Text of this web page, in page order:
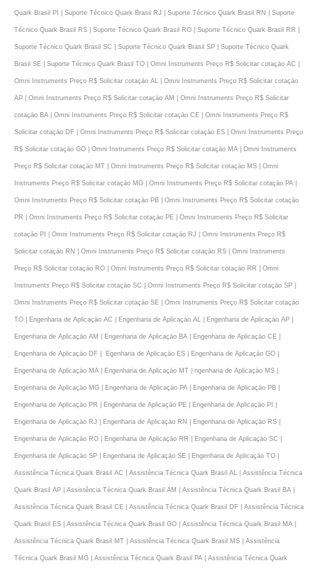
Quark Brasil PI | Suporte Técnico Quark Brasil RJ | Suporte Técnico Quark Brasil RN | Suporte
Técnico Quark Brasil RS | Suporte Técnico Quark Brasil RO | Suporte Técnico Quark Brasil RR |
Suporte Técnico Quark Brasil SC | Suporte Técnico Quark Brasil SP | Suporte Técnico Quark
Brasil SE | Suporte Técnico Quark Brasil TO | Omni Instruments Preço R$ Solicitar cotaçāo AC |
Omni Instruments Preço R$ Solicitar cotaçāo AL | Omni Instruments Preço R$ Solicitar cotaçāo
AP | Omni Instruments Preço R$ Solicitar cotaçāo AM | Omni Instruments Preço R$ Solicitar
cotaçāo BA | Omni Instruments Preço R$ Solicitar cotaçāo CE | Omni Instruments Preço R$
Solicitar cotaçāo DF | Omni Instruments Preço R$ Solicitar cotaçāo ES | Omni Instruments Preço
R$ Solicitar cotaçāo GO | Omni Instruments Preço R$ Solicitar cotaçāo MA | Omni Instruments
Preço R$ Solicitar cotaçāo MT | Omni Instruments Preço R$ Solicitar cotaçāo MS | Omni
Instruments Preço R$ Solicitar cotaçāo MG | Omni Instruments Preço R$ Solicitar cotaçāo PA |
Omni Instruments Preço R$ Solicitar cotaçāo PB | Omni Instruments Preço R$ Solicitar cotaçāo
PR | Omni Instruments Preço R$ Solicitar cotaçāo PE | Omni Instruments Preço R$ Solicitar
cotaçāo PI | Omni Instruments Preço R$ Solicitar cotaçāo RJ | Omni Instruments Preço R$
Solicitar cotaçāo RN | Omni Instruments Preço R$ Solicitar cotaçāo RS | Omni Instruments
Preço R$ Solicitar cotaçāo RO | Omni Instruments Preço R$ Solicitar cotaçāo RR | Omni
Instruments Preço R$ Solicitar cotaçāo SC | Omni Instruments Preço R$ Solicitar cotaçāo SP |
Omni Instruments Preço R$ Solicitar cotaçāo SE | Omni Instruments Preço R$ Solicitar cotaçāo
TO | Engenharia de Aplicaçāo AC | Engenharia de Aplicaçāo AL | Engenharia de Aplicaçāo AP |
Engenharia de Aplicaçāo AM | Engenharia de Aplicaçāo BA | Engenharia de Aplicaçāo CE |
Engenharia de Aplicaçāo DF | Egenharia de Aplicaçāo ES | Engenharia de Aplicaçāo GO |
Engenharia de Aplicaçāo MA | Engenharia de Aplicaçāo MT | ngenharia de Aplicaçāo MS |
Engenharia de Aplicaçāo MG | Engenharia de Aplicaçāo PA | Engenharia de Aplicaçāo PB |
Engenharia de Aplicaçāo PR | Engenharia de Aplicaçāo PE | Engenharia de Aplicaçāo PI |
Engenharia de Aplicaçāo RJ | Engenharia de Aplicaçāo RN | Engenharia de Aplicaçāo RS |
Engenharia de Aplicaçāo RO | Engenharia de Aplicaçāo RR | Engenharia de Aplicaçāo SC |
Engenharia de Aplicaçāo SP | Engenharia de Aplicaçāo SE | Engenharia de Aplicaçāo TO |
Assistência Técnica Quark Brasil AC | Assistência Técnica Quark Brasil AL | Assistência Técnica
Quark Brasil AP | Assistência Técnica Quark Brasil AM | Assistência Técnica Quark Brasil BA |
Assistência Técnica Quark Brasil CE | Assistência Técnica Quark Brasil DF | Assistência Técnica
Quark Brasil ES | Assistência Técnica Quark Brasil GO | Assistência Técnica Quark Brasil MA |
Assistência Técnica Quark Brasil MT | Assistência Técnica Quark Brasil MS | Assistência
Técnica Quark Brasil MG | Assistência Técnica Quark Brasil PA | Assistência Técnica Quark